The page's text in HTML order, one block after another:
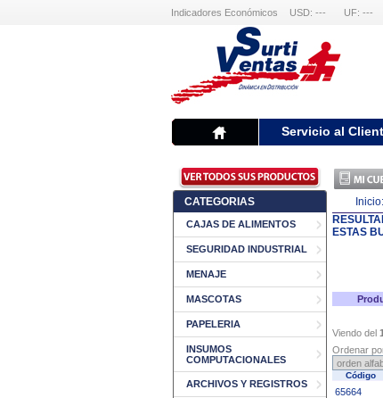
Indicadores Económicos USD: --- UF: ---
Servicio al
CATEGORIAS
CAJAS DE ALIMENTOS
SEGURIDAD INDUSTRIAL
MENAJE
MASCOTAS
PAPELERIA
INSUMOS
COMPUTACIONALES
ARCHIVOS Y REGISTROS
Inicio:
ESTAS
Viendo del 1
Ordenar
Código
65664